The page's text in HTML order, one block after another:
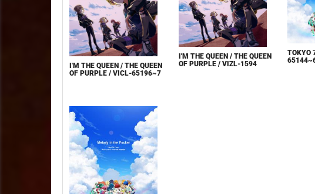
I'M THE QUEEN / THE QUEEN
OF PURPLE / VICL-65196~7
I'M THE QUEEN / THE QUEEN
OF PURPLE / VIZL-1594
TOKYO